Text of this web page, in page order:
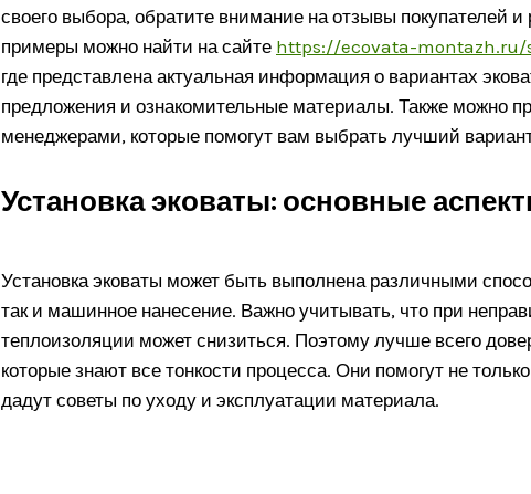
своего выбора, обратите внимание на отзывы покупателей
примеры можно найти на сайте https://ecovata-
где представлена актуальная информация о вариантах
предложения и ознакомительные материалы. Также можно
менеджерами, которые помогут вам выбрать лучший
Установка эковаты: основные
Установка эковаты может быть выполнена различными
так и машинное нанесение. Важно учитывать, что при
теплоизоляции может снизиться. Поэтому лучше всего
которые знают все тонкости процесса. Они помогут не
дадут советы по уходу и эксплуатации материала.